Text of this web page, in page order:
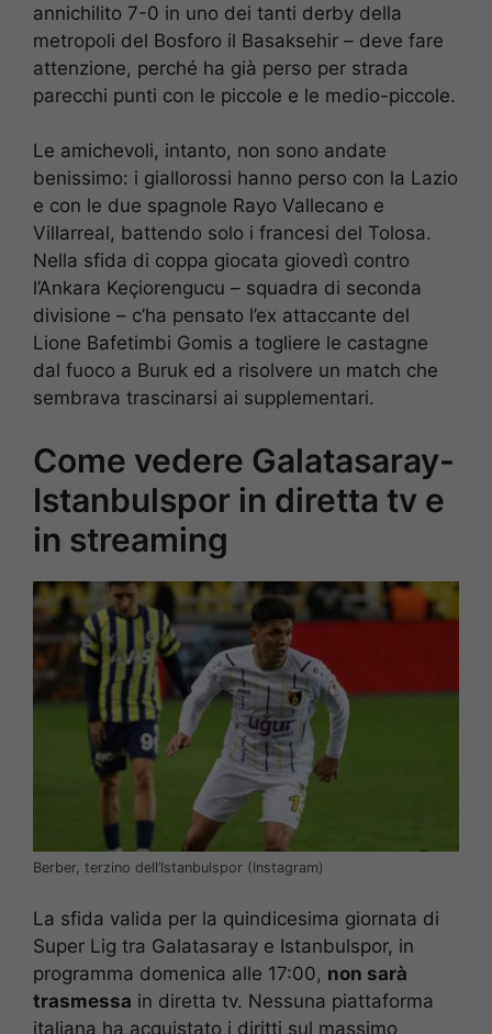
annichilito 7-0 in uno dei tanti derby della
metropoli del Bosforo il Basaksehir – deve fare
attenzione, perché ha già perso per strada
parecchi punti con le piccole e le medio-piccole.
Le amichevoli, intanto, non sono andate
benissimo: i giallorossi hanno perso con la Lazio
e con le due spagnole Rayo Vallecano e
Villarreal, battendo solo i francesi del Tolosa.
Nella sfida di coppa giocata giovedì contro
l’Ankara Keçiorengucu – squadra di seconda
divisione – c’ha pensato l’ex attaccante del
Lione Bafetimbi Gomis a togliere le castagne
dal fuoco a Buruk ed a risolvere un match che
sembrava trascinarsi ai supplementari.
Come vedere Galatasaray-
Istanbulspor in diretta tv e
in streaming
Berber, terzino dell’Istanbulspor (Instagram)
La sfida valida per la quindicesima giornata di
Super Lig tra Galatasaray e Istanbulspor, in
programma domenica alle 17:00, non sarà
trasmessa in diretta tv. Nessuna piattaforma
italiana ha acquistato i diritti sul massimo